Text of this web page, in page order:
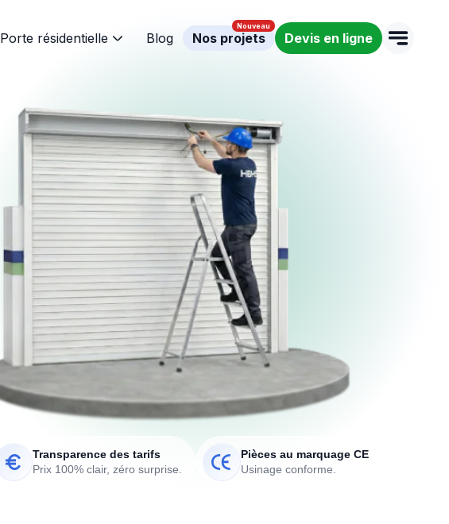
Porte résidentielle Blog Nos projets Devis en ligne
Transparence des tarifs
Prix 100% clair, zéro surprise.
Pièces au marquage CE
Usinage conforme.